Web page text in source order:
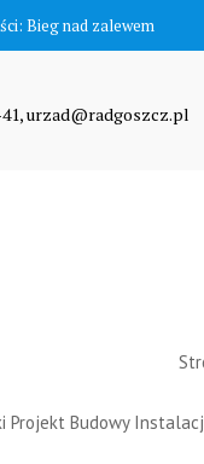
Bieg nad zalewem
41, urzad@radgoszcz.pl
Projekt Budowy